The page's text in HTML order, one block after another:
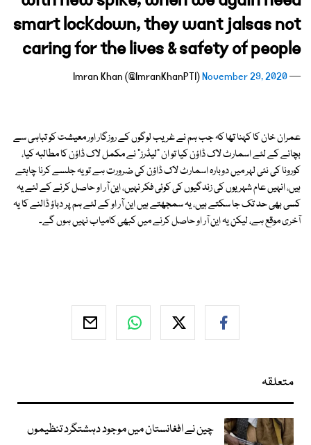
smart lockdown, they want jalsas not
caring for the lives & safety of people
— Imran Khan (@ImranKhanPTI)
November 29, 2020
عمران خان کا کہنا تھا کہ جب ہم نے غریب لوگوں کے روزگار اور معیشت کو تباہی سے
بچانے کے لئے اسمارٹ لاک ڈاؤن کیا تو ان "لیڈرز" نے مکمل لاک ڈاؤن کا مطالبہ کیا،
کورونا کی نئی لہر میں دوبارہ اسمارٹ لاک ڈاؤن کی ضرورت ہے تو یہ جلسے کرنا چاہتے
ہیں، انہیں عام شہریوں کی زندگیوں کی کوئی فکر نہیں، این آر او حاصل کرنے کے لئے یہ
کسی بھی حد تک جا سکتے ہیں، یہ سمجھتے ہیں این آر او کے لئے ہم پر دباؤ ڈالنے کا یہ
آخری موقع ہے، لیکن یہ این آر او حاصل کرنے میں کبھی کامیاب نہیں ہوں گے۔
متعلقہ
چین نے افغانستان میں موجود دہشتگرد تنظیموں